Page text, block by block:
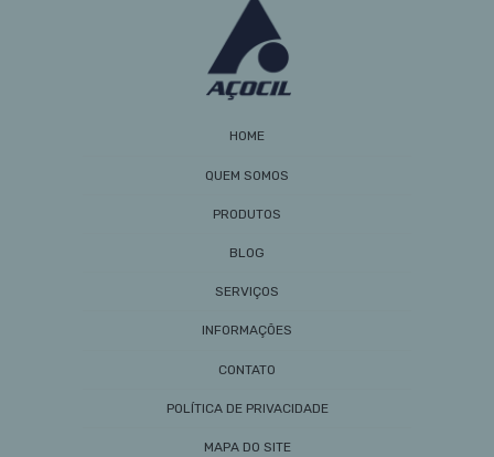
Barras de Aço: Guia Completo de Aplicações,
Benefícios e Como Escolher para Seus Projetos
Cantoneira de Ferro é Essencial para
Estruturas Duráveis e Seguras
Melhores Ofertas e Economizar na Obra
Melhores Ofertas e Economizar na Sua Obra
Cantoneiras de Aço à Venda Aumentam
Cantoneiras de Aço à Venda: Os Melhores Modelos
Design para Projetos Eficientes
Cantoneiras Galvanizadas a Fogo: Benefícios e
Aplicações Práticas
Cantoneiras Galvanizadas a Fogo: Vantagens e
HOME
QUEM SOMOS
PRODUTOS
BLOG
SERVIÇOS
INFORMAÇÕES
CONTATO
POLÍTICA DE PRIVACIDADE
MAPA DO SITE